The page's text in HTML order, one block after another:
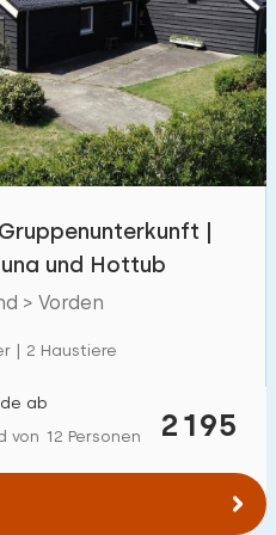
50
73
134
107
1000+
|
und Hottub
> Vorden
| 2 Haustiere
2195
ab
von 12 Personen